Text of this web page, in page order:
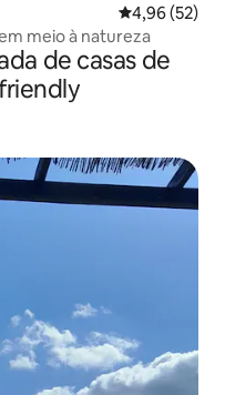
4,96 de uma
4,96 (52)
meio à natureza
de casas de